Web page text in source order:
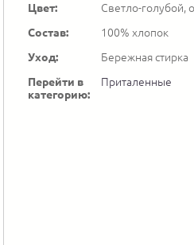
Цвет:
Светло-голубой,
Состав:
100% хлопок
Уход:
Бережная стирка
Перейти в
категорию:
Приталенные